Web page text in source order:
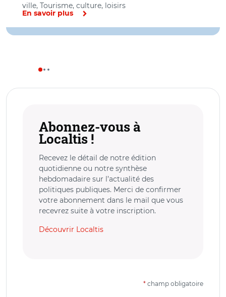
ville, Tourisme, culture, loisirs
En savoir plus
Abonnez-vous à
Localtis !
Recevez le détail de notre édition
quotidienne ou notre synthèse
hebdomadaire sur l’actualité des
politiques publiques. Merci de confirmer
votre abonnement dans le mail que vous
recevrez suite à votre inscription.
Découvrir Localtis
* champ obligatoire